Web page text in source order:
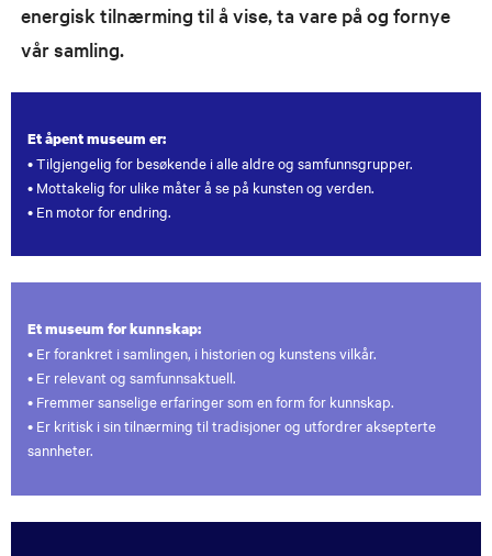
energisk tilnærming til å vise, ta vare på og fornye
vår samling.
Et åpent museum er:
• Tilgjengelig for besøkende i alle aldre og samfunnsgrupper.
• Mottakelig for ulike måter å se på kunsten og verden.
• En motor for endring.
Et museum for kunnskap:
• Er forankret i samlingen, i historien og kunstens vilkår.
• Er relevant og samfunnsaktuell.
• Fremmer sanselige erfaringer som en form for kunnskap.
• Er kritisk i sin tilnærming til tradisjoner og utfordrer aksepterte
sannheter.